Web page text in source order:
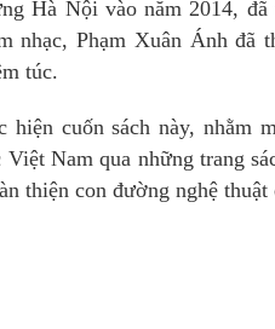
Hà Nội vào năm 2014,
nhạc, Phạm Xuân Ánh đã
túc.
cuốn sách này, nhằm
Nam qua những trang
thiện con đường nghệ